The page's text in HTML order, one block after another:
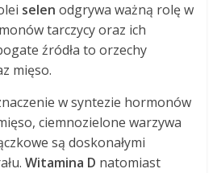
selen odgrywa ważną rolę w
tarczycy oraz ich
źródła to orzechy
mięso.
w syntezie hormonów
ciemnozielone warzywa
są doskonałymi
Witamina D natomiast